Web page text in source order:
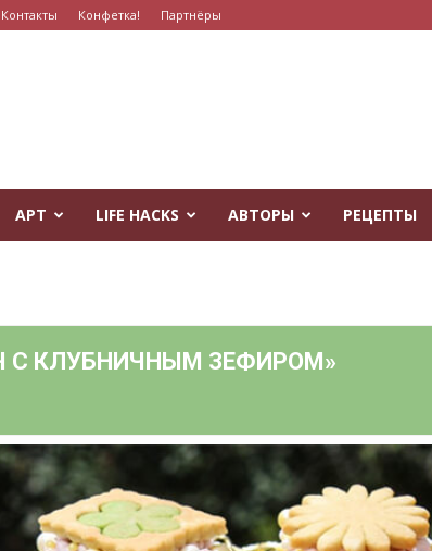
Контакты Конфетка! Партнёры
АРТ LIFE HACKS АВТОРЫ РЕЦЕПТЫ
С КЛУБНИЧНЫМ ЗЕФИРОМ»